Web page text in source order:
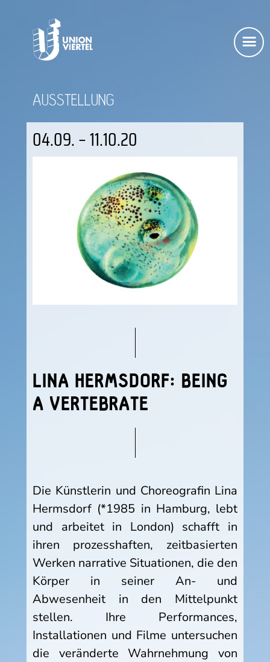
AUSSTELLUNG
04.09. – 11.10.20
LINA HERMSDORF: BEING
A VERTEBRATE
Die Künstlerin und Choreografin Lina
Hermsdorf (*1985 in Hamburg, lebt
und arbeitet in London) schafft in
ihren prozesshaften, zeitbasierten
Werken narrative Situationen, die den
Körper in seiner An- und
Abwesenheit in den Mittelpunkt
stellen. Ihre Performances,
Installationen und Filme untersuchen
die veränderte Wahrnehmung von